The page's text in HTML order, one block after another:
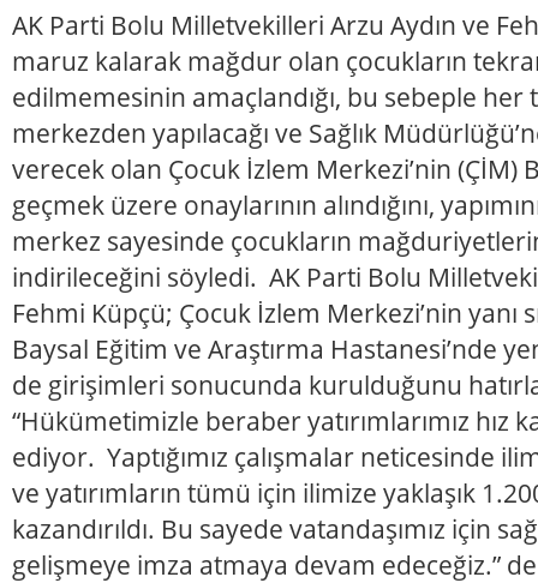
AK Parti Bolu Milletvekilleri Arzu Aydın ve
maruz kalarak mağdur olan çocukların
edilmemesinin amaçlandığı, bu sebeple
merkezden yapılacağı ve Sağlık
verecek olan Çocuk İzlem Merkezi’nin (ÇİM)
geçmek üzere onaylarının alındığını,
merkez sayesinde çocukların
indirileceğini söyledi. AK Parti Bolu
Fehmi Küpçü; Çocuk İzlem Merkezi’nin yanı
Baysal Eğitim ve Araştırma Hastanesi’nde
de girişimleri sonucunda kurulduğunu
“Hükümetimizle beraber yatırımlarımız hız
ediyor. Yaptığımız çalışmalar neticesinde
ve yatırımların tümü için ilimize yaklaşık
kazandırıldı. Bu sayede vatandaşımız için
gelişmeye imza atmaya devam edeceğiz.”